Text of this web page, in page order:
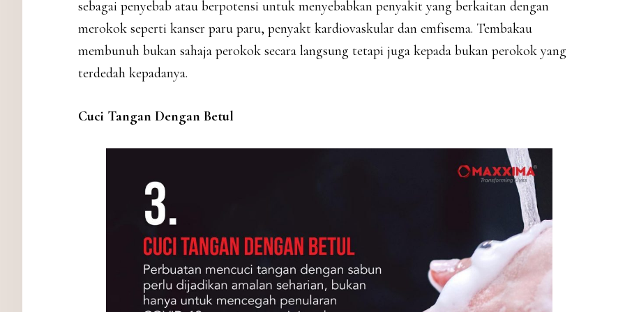
sebagai penyebab atau berpotensi untuk menyebabkan penyakit yang berkaitan dengan
merokok seperti kanser paru paru, penyakt kardiovaskular dan emfisema. Tembakau
membunuh bukan sahaja perokok secara langsung tetapi juga kepada bukan perokok yang
terdedah kepadanya.
Cuci Tangan Dengan Betul